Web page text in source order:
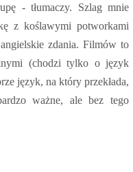
- tłumaczy. Szlag mnie
z koślawymi potworkami
zdania. Filmów to
(chodzi tylko o język
język, na który przekłada,
ważne, ale bez tego